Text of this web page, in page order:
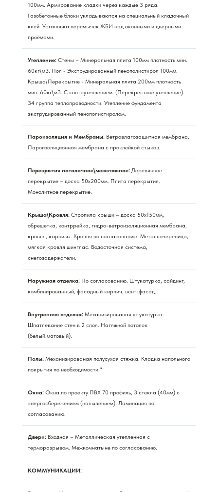
100мм. Армирование кладки через каждые 3 ряда.
Газобетонные блоки укладываются на специальный кладочный
клей. Установка перемычек ЖБИ над оконными и дверными
проёмами.
Утепление: Стены – Минеральная плита 100мм плотность мин.
60кг\м3. Пол - Экструдированный пенополистирол 100мм.
Крыша\Перекрытие - Минеральная плита 200мм плотность
мин. 60кг\м3. С контрутеплением. (Перекрестное утепление).
34 группа теплопроводности. Утепление фундамента
экструдированный пенополистиролом.
Пароизоляция и Мембраны: Ветровлагозащитная мембрана.
Пароизоляционная мембрана с проклейкой стыков.
Перекрытия потолочное\межэтажное: Деревянное
перекрытие – доска 50х200мм. Плита перекрытия.
Монолитное перекрытие.
Крыша\Кровля: Стропила крыши – доска 50х150мм,
обрешетка, контррейка, гидро-ветроизоляционная мембрана,
кровля, карнизы. Кровля по согласованию: Металлочерепица,
мягкая кровля шинглас. Водосточная система,
снегозадержатели.
Наружная отделка: По согласованию. Штукатурка, сайдинг,
комбинированный, фасадный кирпич, вент-фасад.
Внутренняя отделка: Механизированая штукатурка.
Шпатлевание стен в 2 слоя. Натяжной потолок
(белый.матовый).
Полы: Механизированая полусухая стяжка. Кладка напольного
покрытия по необходимости."
Окна: Окна по проекту ПВХ 70 профиль, 3 стекла (40мм) с
энергосбережением (напылением). Ламинация по
согласованию.
Двери: Входная – Металлическая утепленная с
терморазрывом. Межкомнатыне по согласованию.
КОММУНИКАЦИИ: